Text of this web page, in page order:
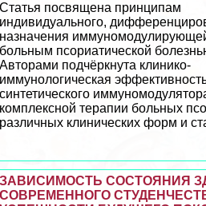
Статья посвящена принципам
индивидуального,
назначения
больным псориатической
Авторами подчёркнута клинико-
иммунологическая
синтетического
комплексной терапии больных
различных клинических форм и
ЗАВИСИМОСТЬ СОСТОЯНИЯ
СОВРЕМЕННОГО